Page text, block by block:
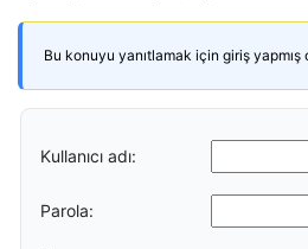
Bu konuyu yanıtlamak için giriş yapmış
Kullanıcı adı:
Parola: